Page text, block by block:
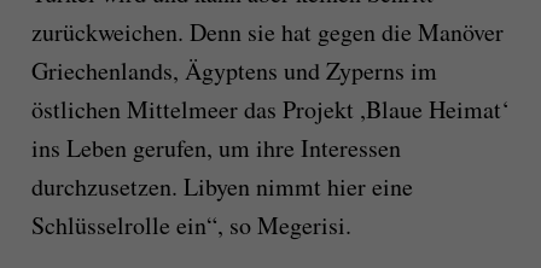
zurückweichen. Denn sie hat gegen die Manöver
Griechenlands, Ägyptens und Zyperns im
östlichen Mittelmeer das Projekt ,Blaue Heimat‘
ins Leben gerufen, um ihre Interessen
durchzusetzen. Libyen nimmt hier eine
Schlüsselrolle ein“, so Megerisi.